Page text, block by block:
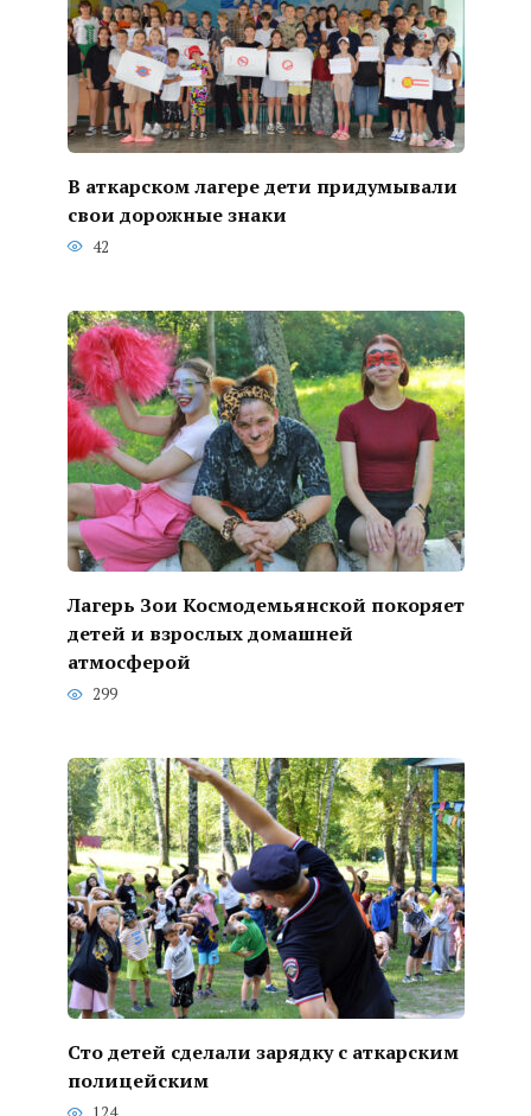
В аткарском лагере дети придумывали
свои дорожные знаки
42
Лагерь Зои Космодемьянской покоряет
детей и взрослых домашней
атмосферой
299
Сто детей сделали зарядку с аткарским
полицейским